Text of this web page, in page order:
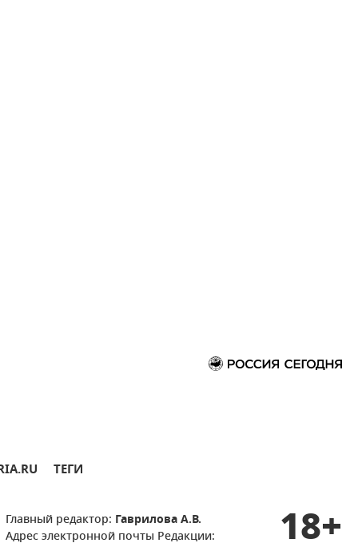
ТЕГИ
Главный редактор: Гаврилова А.В.
Адрес электронной почты Редакции:
18+